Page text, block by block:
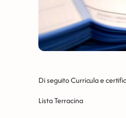
Di seguito Curricula e
Lista Terracina